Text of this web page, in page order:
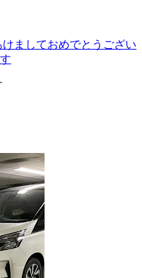
けましておめでとうござい